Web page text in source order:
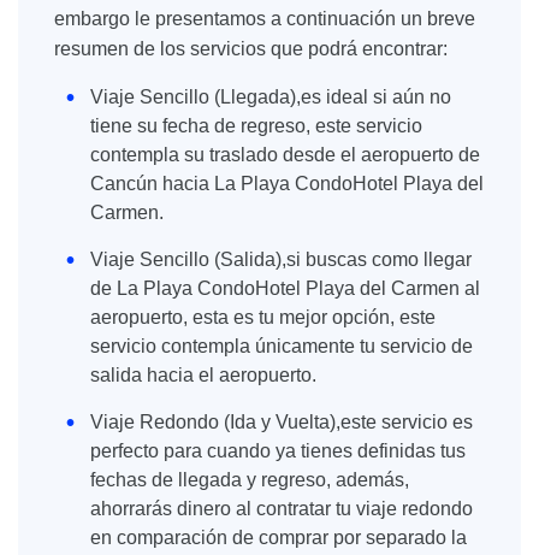
embargo le presentamos a continuación un breve
resumen de los servicios que podrá encontrar:
Viaje Sencillo (Llegada),es ideal si aún no
tiene su fecha de regreso, este servicio
contempla su traslado desde el aeropuerto de
Cancún hacia La Playa CondoHotel Playa del
Carmen.
Viaje Sencillo (Salida),si buscas como llegar
de La Playa CondoHotel Playa del Carmen al
aeropuerto, esta es tu mejor opción, este
servicio contempla únicamente tu servicio de
salida hacia el aeropuerto.
Viaje Redondo (Ida y Vuelta),este servicio es
perfecto para cuando ya tienes definidas tus
fechas de llegada y regreso, además,
ahorrarás dinero al contratar tu viaje redondo
en comparación de comprar por separado la